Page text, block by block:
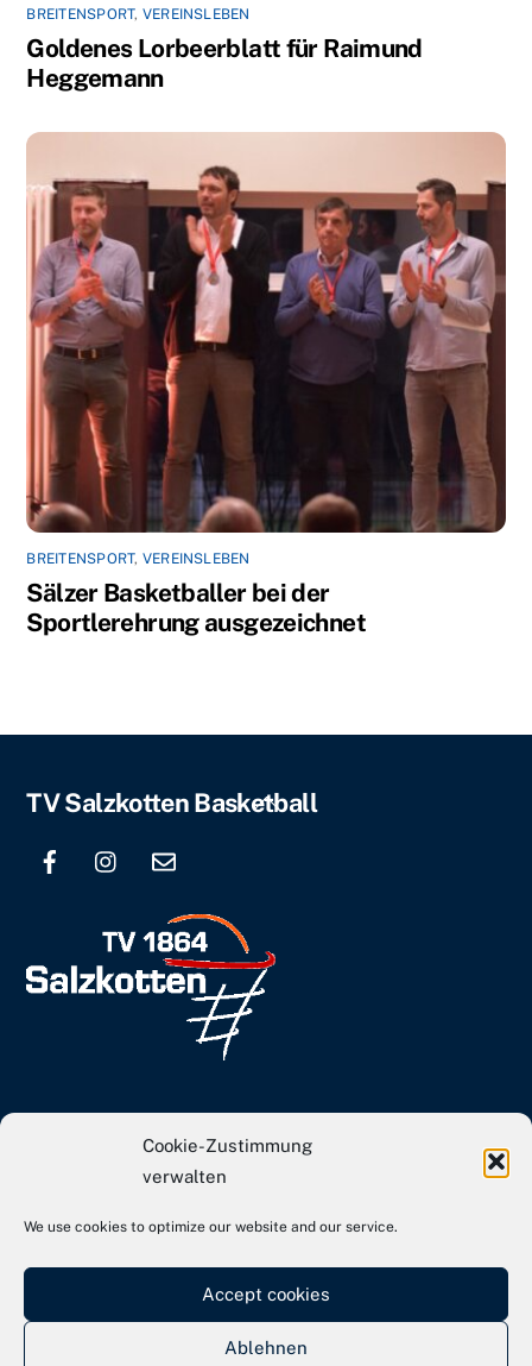
Cookie-Zustimmung
verwalten
We use cookies to optimize our website and our service.
Accept cookies
Ablehnen
BREITENSPORT, VEREINSLEBEN
Goldenes Lorbeerblatt für Raimund
Heggemann
BREITENSPORT, VEREINSLEBEN
Sälzer Basketballer bei der
Sportlerehrung ausgezeichnet
Back
TV Salzkotten Basketball
info[at]tvs-basketball.de
Webseite TVS Gesamtverein
Kontakt